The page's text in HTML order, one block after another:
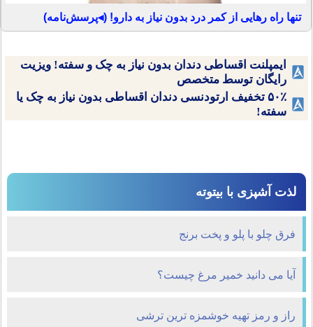
تنها راه رهایی از کمر درد بدون نیاز به دارو! (◂پرسش‌نامه)
ایمپلنت اقساطی دندان بدون نیاز به چک و سفته! ویزیت
رایگان توسط متخصص
۵۰٪ تخفیف ارتودنسی دندان اقساطی بدون نیاز به چک یا
سفته!
لذت آشپزی با بیتوته
فرق چلو با پلو و پخت برنج
آیا می دانید خمیر مرغ چیست؟
راز و رمز تهیه خوشمزه ترین ترشی